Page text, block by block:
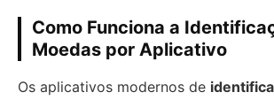
Como Funciona a
Moedas por Aplicativo
Os aplicativos modernos de